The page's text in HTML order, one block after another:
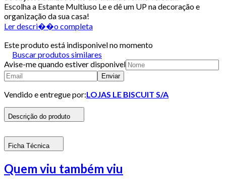
Escolha a Estante Multiuso Le e dê um UP na decoração e
organização da sua casa!
Ler descri��o completa
Este produto está indisponivel no momento
Buscar produtos similares
Avise-me quando estiver disponivel
Enviar
Vendido e entregue por:LOJAS LE BISCUIT S/A
Descrição do produto
Ficha Técnica
Quem viu também viu